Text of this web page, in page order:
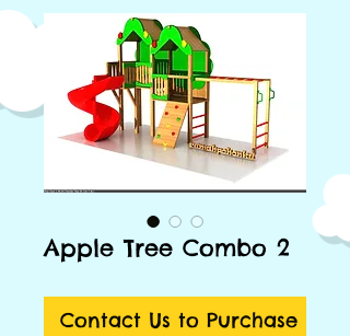
Apple Tree Combo 2
Contact Us to Purchase